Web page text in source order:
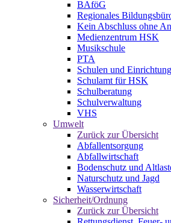
BAföG
Regionales
Kein Abschluss ohne
Medienzentrum HSK
Musikschule
PTA
Schulen und
Schulamt für HSK
Schulberatung
Schulverwaltung
VHS
Umwelt
Zurück zur Übersicht
Abfallentsorgung
Abfallwirtschaft
Bodenschutz und
Naturschutz und Jagd
Wasserwirtschaft
Sicherheit/Ordnung
Zurück zur Übersicht